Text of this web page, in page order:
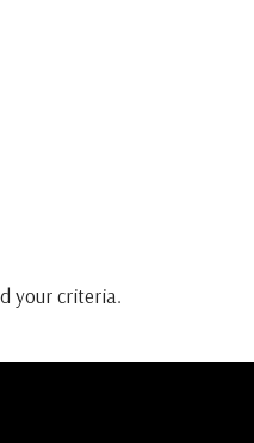
your criteria.